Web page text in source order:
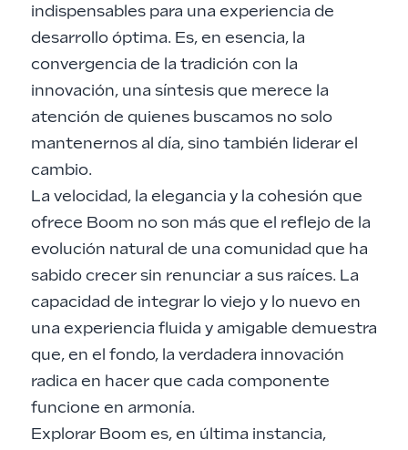
indispensables para una experiencia de
desarrollo óptima. Es, en esencia, la
convergencia de la tradición con la
innovación, una síntesis que merece la
atención de quienes buscamos no solo
mantenernos al día, sino también liderar el
cambio.
La velocidad, la elegancia y la cohesión que
ofrece Boom no son más que el reflejo de la
evolución natural de una comunidad que ha
sabido crecer sin renunciar a sus raíces. La
capacidad de integrar lo viejo y lo nuevo en
una experiencia fluida y amigable demuestra
que, en el fondo, la verdadera innovación
radica en hacer que cada componente
funcione en armonía.
Explorar Boom es, en última instancia,